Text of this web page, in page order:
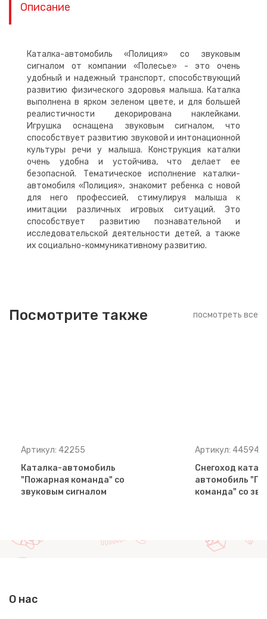
Описание
Каталка-автомобиль «Полиция» со звуковым
сигналом от компании «Полесье» - это очень
удобный и надежный транспорт, способствующий
развитию физического здоровья малыша. Каталка
выполнена в ярком зеленом цвете, и для большей
реалистичности декорирована наклейками.
Игрушка оснащена звуковым сигналом, что
способствует развитию звуковой и интонационной
культуры речи у малыша. Конструкция каталки
очень удобна и устойчива, что делает ее
безопасной. Тематическое исполнение каталки-
автомобиля «Полиция», знакомит ребенка с новой
для него профессией, стимулируя малыша к
имитации различных игровых ситуаций. Это
способствует развитию познавательной и
исследовательской деятельности детей, а также
их социально-коммуникативному развитию.
Посмотрите также посмотреть все
Артикул: 42255
Каталка-автомобиль
"Пожарная команда" со
звуковым сигналом
Артикул: 44594
Снегоход
автомобиль
команда" со
О нас